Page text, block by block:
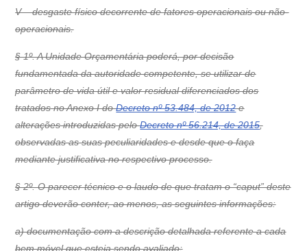
V – desgaste físico decorrente de fatores operacionais ou não-
operacionais.
§ 1º. A Unidade Orçamentária poderá, por decisão
fundamentada da autoridade competente, se utilizar de
parâmetro de vida útil e valor residual diferenciados dos
tratados no Anexo I doDecreto nº 53.484, de 2012e
alterações introduzidas peloDecreto nº 56.214, de 2015,
observadas as suas peculiaridades e desde que o faça
mediante justificativa no respectivo processo.
§ 2º. O parecer técnico e o laudo de que tratam o “caput” deste
artigo deverão conter, ao menos, as seguintes informações:
a) documentação com a descrição detalhada referente a cada
bem móvel que esteja sendo avaliado;